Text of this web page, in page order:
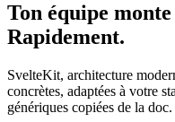
Ton équipe
Rapidement.
SvelteKit, architecture
concrètes, adaptées à votre
génériques copiées de la doc.